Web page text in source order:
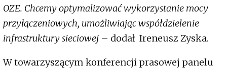
OZE. Chcemy optymalizować wykorzystanie mocy
przyłączeniowych, umożliwiając współdzielenie
infrastruktury sieciowej – dodał Ireneusz Zyska.
W towarzyszącym konferencji prasowej panelu